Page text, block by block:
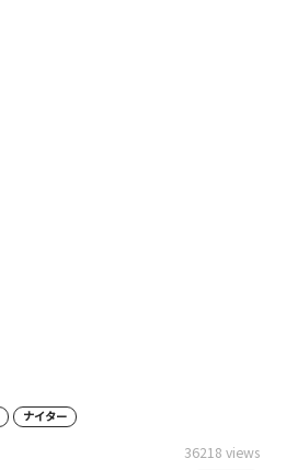
ナイター
36218 views